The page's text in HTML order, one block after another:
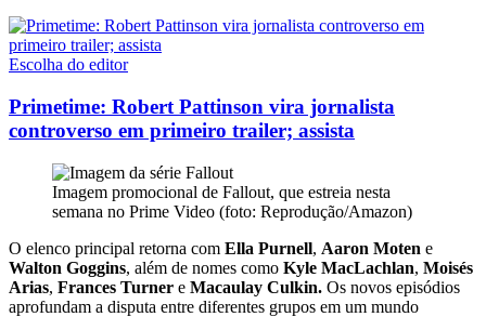
Escolha do editor
Primetime: Robert Pattinson vira jornalista
controverso em primeiro trailer; assista
Imagem promocional de Fallout, que estreia nesta
semana no Prime Video (foto: Reprodução/Amazon)
O elenco principal retorna com Ella Purnell, Aaron Moten e
Walton Goggins, além de nomes como Kyle MacLachlan, Moisés
Arias, Frances Turner e Macaulay Culkin. Os novos episódios
aprofundam a disputa entre diferentes grupos em um mundo